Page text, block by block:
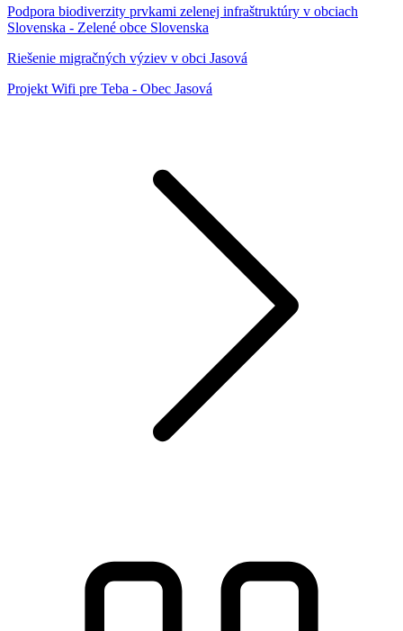
Podpora biodiverzity prvkami zelenej infraštruktúry v obciach
Slovenska - Zelené obce Slovenska
Riešenie migračných výziev v obci Jasová
Projekt Wifi pre Teba - Obec Jasová